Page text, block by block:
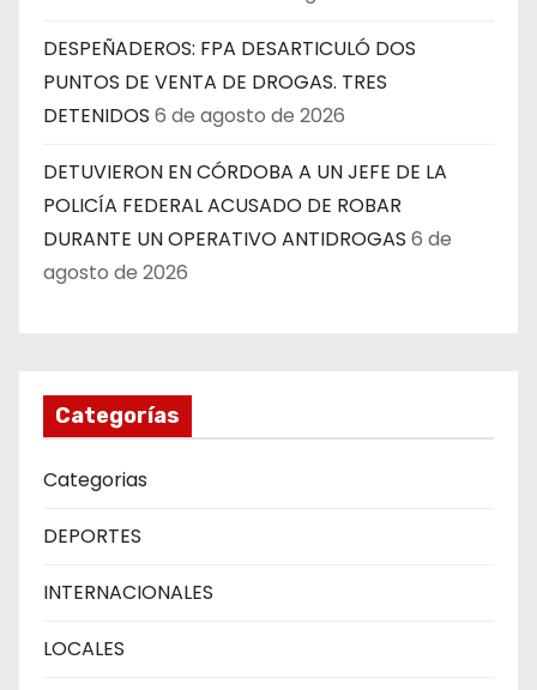
DESPEÑADEROS: FPA DESARTICULÓ DOS
PUNTOS DE VENTA DE DROGAS. TRES
DETENIDOS 6 de agosto de 2026
DETUVIERON EN CÓRDOBA A UN JEFE DE LA
POLICÍA FEDERAL ACUSADO DE ROBAR
DURANTE UN OPERATIVO ANTIDROGAS 6 de
agosto de 2026
Categorías
Categorias
DEPORTES
INTERNACIONALES
LOCALES